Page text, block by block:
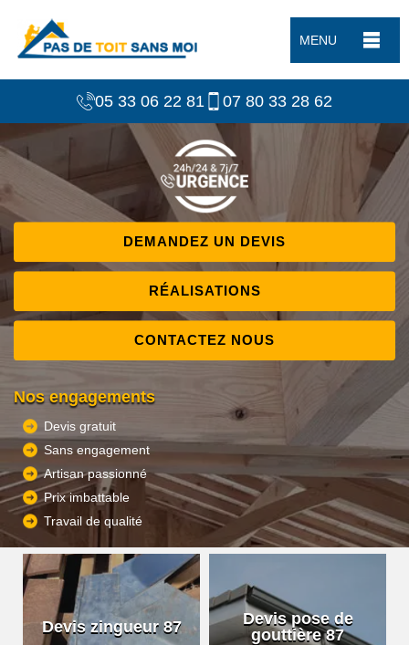
MENU
05 33 06 22 81 07 80 33 28 62
DEMANDEZ UN DEVIS
RÉALISATIONS
CONTACTEZ NOUS
Nos engagements
Devis gratuit
Sans engagement
Artisan passionné
Prix imbattable
Travail de qualité
Devis zingueur 87
Devis pose de
gouttière 87